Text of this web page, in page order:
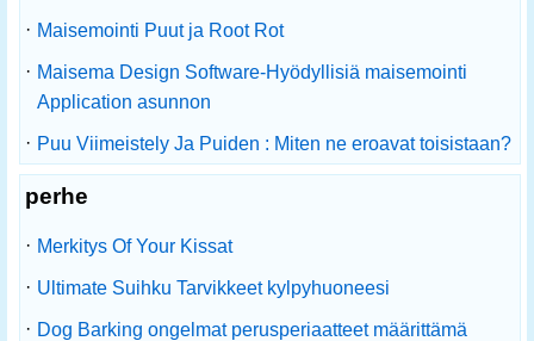
· Maisemointi Puut ja Root Rot
· Maisema Design Software-Hyödyllisiä maisemointi
Application asunnon
· Puu Viimeistely Ja Puiden : Miten ne eroavat toisistaan?
perhe
· Merkitys Of Your Kissat
· Ultimate Suihku Tarvikkeet kylpyhuoneesi
· Dog Barking ongelmat perusperiaatteet määrittämä